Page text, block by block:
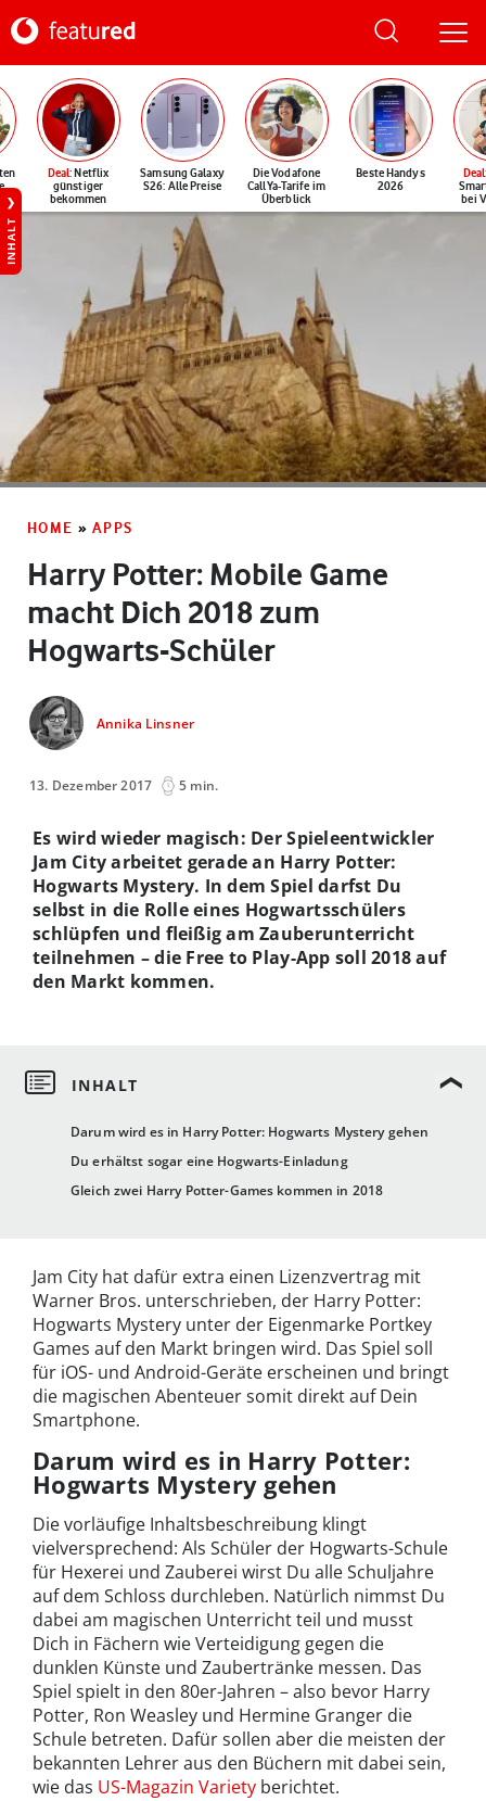
Deal: Netflix
günstiger
bekommen
Samsung Galaxy
S26: Alle Preise
Die Vodafone
CallYa-Tarife im
Überblick
Beste Handys
2026
Deal
bei
INHALT
HOME » APPS
Harry Potter: Mobile Game
macht Dich 2018 zum
Hogwarts-Schüler
Annika Linsner
13. Dezember 2017 5 min.
Darum wird es in Harry Potter: Hogwarts Mystery gehen
Du erhältst sogar eine Hogwarts-Einladung
Gleich zwei Harry Potter-Games kommen in 2018
Es wird wieder magisch: Der Spieleentwickler
Jam City arbeitet gerade an Harry Potter:
Hogwarts Mystery. In dem Spiel darfst Du
selbst in die Rolle eines Hogwartsschülers
schlüpfen und fleißig am Zauberunterricht
teilnehmen – die Free to Play-App soll 2018 auf
den Markt kommen.
Jam City hat dafür extra einen Lizenzvertrag mit
Warner Bros. unterschrieben, der Harry Potter:
Hogwarts Mystery unter der Eigenmarke Portkey
Games auf den Markt bringen wird. Das Spiel soll
für iOS- und Android-Geräte erscheinen und bringt
die magischen Abenteuer somit direkt auf Dein
Smartphone.
Darum wird es in Harry Potter:
Hogwarts Mystery gehen
Die vorläufige Inhaltsbeschreibung klingt
vielversprechend: Als Schüler der Hogwarts-Schule
für Hexerei und Zauberei wirst Du alle Schuljahre
auf dem Schloss durchleben. Natürlich nimmst Du
dabei am magischen Unterricht teil und musst
Dich in Fächern wie Verteidigung gegen die
dunklen Künste und Zaubertränke messen. Das
Spiel spielt in den 80er-Jahren – also bevor Harry
Potter, Ron Weasley und Hermine Granger die
Schule betreten. Dafür sollen aber die meisten der
bekannten Lehrer aus den Büchern mit dabei sein,
wie das US-Magazin Variety berichtet.